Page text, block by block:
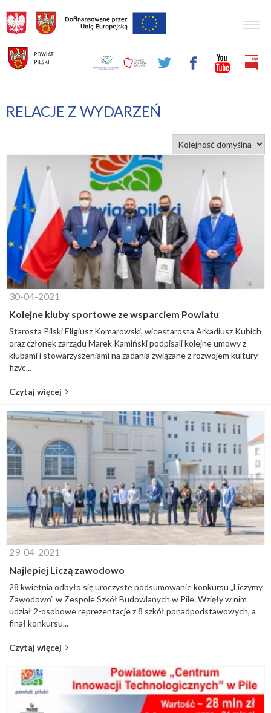
RELACJE Z WYDARZEŃ
30-04-2021
Kolejne kluby sportowe ze wsparciem Powiatu
Starosta Pilski Eligiusz Komarowski, wicestarosta Arkadiusz Kubich
oraz członek zarządu Marek Kamiński podpisali kolejne umowy z
klubami i stowarzyszeniami na zadania związane z rozwojem kultury
fizyc...
Czytaj więcej
29-04-2021
Najlepiej Liczą zawodowo
28 kwietnia odbyło się uroczyste podsumowanie konkursu „Liczymy
Zawodowo” w Zespole Szkół Budowlanych w Pile. Wzięły w nim
udział 2-osobowe reprezentacje z 8 szkół ponadpodstawowych, a
finał konkursu...
Czytaj więcej